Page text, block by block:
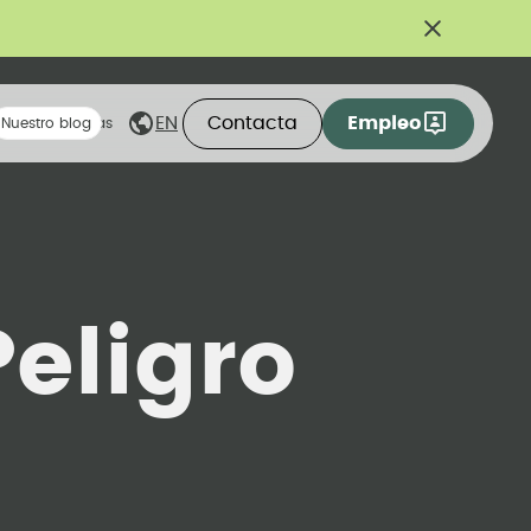
compartidas
Nuestro blog EN Contacta Empleo